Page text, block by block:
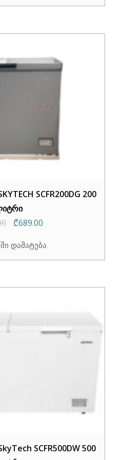
SCFR200DG 200
Original
was:
₾689.00Current
is:
დამატება
SCFR500DW 500